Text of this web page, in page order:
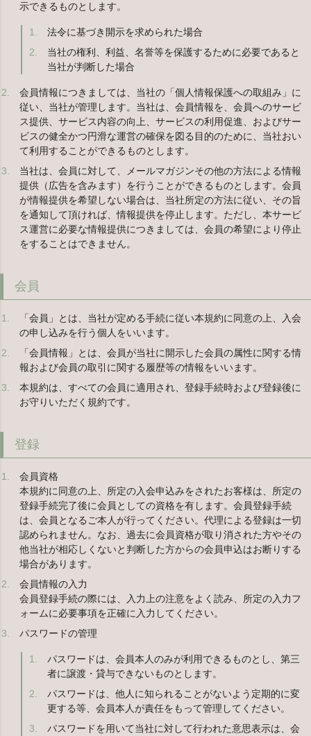
示できるものとします。
法令に基づき開示を求められた場合
当社の権利、利益、名誉等を保護するために必要であると
当社が判断した場合
会員情報につきましては、当社の「個人情報保護への取組み」に
従い、当社が管理します。当社は、会員情報を、会員へのサービ
ス提供、サービス内容の向上、サービスの利用促進、およびサー
ビスの健全かつ円滑な運営の確保を図る目的のために、当社おい
て利用することができるものとします。
当社は、会員に対して、メールマガジンその他の方法による情報
提供（広告を含みます）を行うことができるものとします。会員
が情報提供を希望しない場合は、当社所定の方法に従い、その旨
を通知して頂ければ、情報提供を停止します。ただし、本サービ
ス運営に必要な情報提供につきましては、会員の希望により停止
をすることはできません。
会員
「会員」とは、当社が定める手続に従い本規約に同意の上、入会
の申し込みを行う個人をいいます。
「会員情報」とは、会員が当社に開示した会員の属性に関する情
報および会員の取引に関する履歴等の情報をいいます。
本規約は、すべての会員に適用され、登録手続時および登録後に
お守りいただく規約です。
登録
会員資格
本規約に同意の上、所定の入会申込みをされたお客様は、所定の
登録手続完了後に会員としての資格を有します。会員登録手続
は、会員となるご本人が行ってください。代理による登録は一切
認められません。なお、過去に会員資格が取り消された方やその
他当社が相応しくないと判断した方からの会員申込はお断りする
場合があります。
会員情報の入力
会員登録手続の際には、入力上の注意をよく読み、所定の入力フ
ォームに必要事項を正確に入力してください。
パスワードの管理
パスワードは、会員本人のみが利用できるものとし、第三
者に譲渡・貸与できないものとします。
パスワードは、他人に知られることがないよう定期的に変
更する等、会員本人が責任をもって管理してください。
パスワードを用いて当社に対して行われた意思表示は、会